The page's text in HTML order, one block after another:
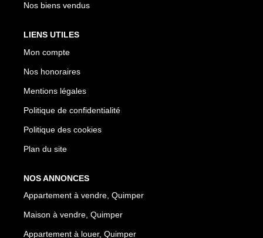
Nos biens vendus
LIENS UTILES
Mon compte
Nos honoraires
Mentions légales
Politique de confidentialité
Politique des cookies
Plan du site
NOS ANNONCES
Appartement à vendre, Quimper
Maison à vendre, Quimper
Appartement à louer, Quimper